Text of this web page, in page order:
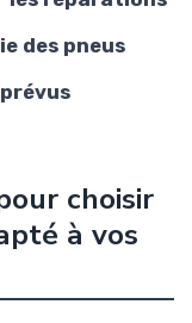
des pneus
choisir
à vos